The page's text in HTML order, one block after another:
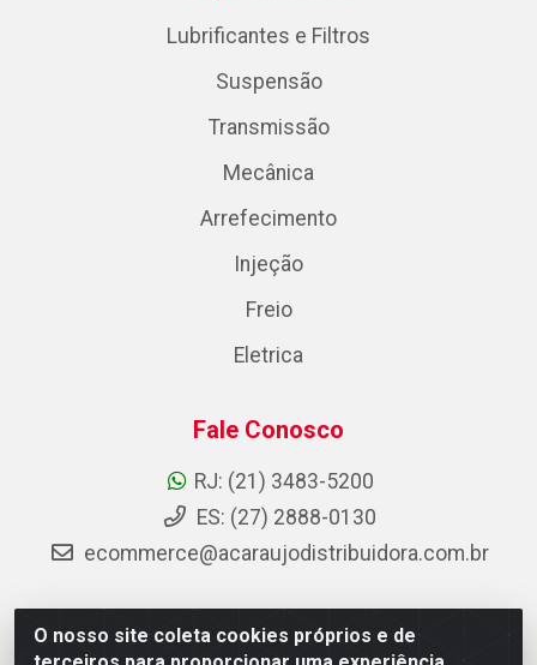
O nosso site coleta cookies próprios e de
Lubrificantes e Filtros
Suspensão
Transmissão
Mecânica
Arrefecimento
Injeção
Freio
Eletrica
Fale Conosco
RJ: (21) 3483-5200
ES: (27) 2888-0130
ecommerce@acaraujodistribuidora.com.br
AC Araujo Distribuidora - Rua Carneiro de Campos, 42 -